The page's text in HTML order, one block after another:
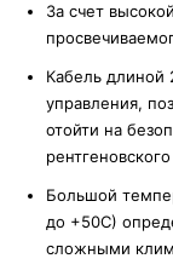
За счет
Кабель
управления,
отойти на
Большой
до +50С)
сложными